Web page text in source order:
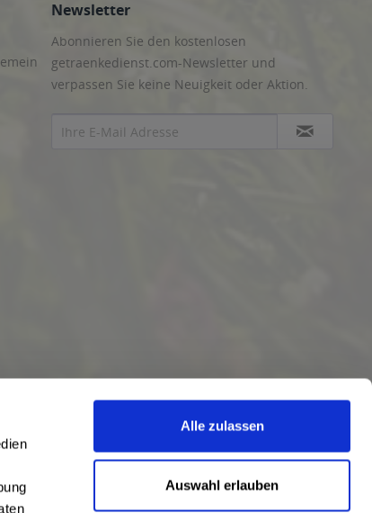
Alle zulassen
Auswahl erlauben
Newsletter
Abonnieren Sie den kostenlosen
getraenkedienst.com-Newsletter und
verpassen Sie keine Neuigkeit oder Aktion.